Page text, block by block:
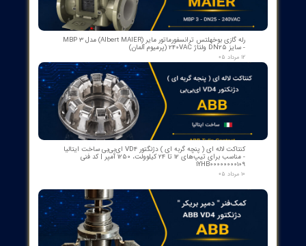
Automation Solutions اطلاعات تکمیلی را در اختیار می‌گذارد.
هوای کنترل‌شده از خروجی دستگاه به سمت عملگر ارسال می‌شود.
سنسورهای فشار داخلی در داخل DVC6200 این فشارها را به‌عنوان
متغیرهای دستگاه گزارش می‌کنند.
چه مزایایی نسبت به کنترل‌کننده‌های سنتی دارد؟
پاسخ: دقت بالای کنترل، بازخورد سریع سفر، پیکربندی انعطاف‌پذیر
برای ورودی‌های مختلف، و سهولت انجام کالیبراسیون با دکمه فشاری
از جمله مزایای کلیدی هستند. همچنین سازگاری با استانداردهای
صنعتی و قابلیت پیاده‌سازی در محیط‌های با شرایط مختلف از دیگر
نقاط قوت است.
آیا امکان آزمایش‌های سلامت و نگهداری وجود دارد؟